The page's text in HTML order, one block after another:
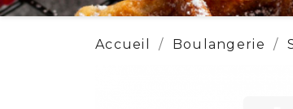
Accueil Boulangerie